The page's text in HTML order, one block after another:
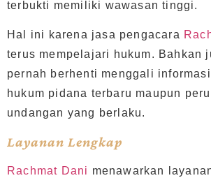
terbukti memiliki wawasan tinggi.
Hal ini karena jasa pengacara
terus mempelajari hukum. Bahkan
pernah berhenti menggali
hukum pidana terbaru maupun
undangan yang berlaku.
Layanan Lengkap
Rachmat Dani menawarkan